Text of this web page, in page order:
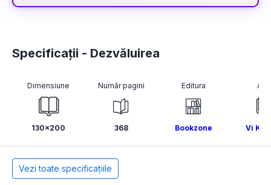
Specificații - Dezvăluirea
Dimensiune
130x200
Număr pagini
368
Editura
Bookzone Vi
Vezi toate specificațiile